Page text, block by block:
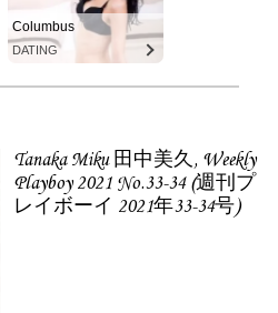
Columbus
DATING
Tanaka Miku 田中美久, Weekly
Playboy 2021 No.33-34 (週刊プ
レイボーイ 2021年33-34号)